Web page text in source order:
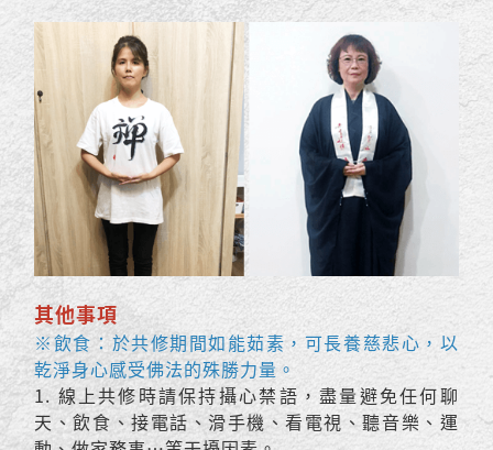
其他事項
※飲食：於共修期間如能茹素，可長養慈悲心，以
乾淨身心感受佛法的殊勝力量。
1. 線上共修時請保持攝心禁語，盡量避免任何聊
天、飲食、接電話、滑手機、看電視、聽音樂、運